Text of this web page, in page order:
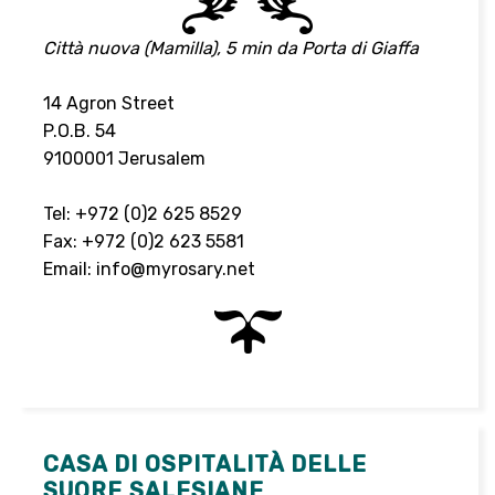
Città nuova (Mamilla), 5 min da Porta di Giaffa
14 Agron Street
P.O.B. 54
9100001 Jerusalem
Tel: +972 (0)2 625 8529
Fax: +972 (0)2 623 5581
Email: info@myrosary.net
CASA DI OSPITALITÀ DELLE